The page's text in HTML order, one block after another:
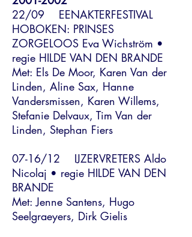
22/09 EENAKTERFESTIVAL
HOBOKEN: PRINSES
ZORGELOOS Eva Wichström •
regie HILDE VAN DEN BRANDE
Met: Els De Moor, Karen Van der
Linden, Aline Sax, Hanne
Vandersmissen, Karen Willems,
Stefanie Delvaux, Tim Van der
Linden, Stephan Fiers
07-16/12 IJZERVRETERS Aldo
Nicolaj • regie HILDE VAN DEN
BRANDE
Met: Jenne Santens, Hugo
Seelgraeyers, Dirk Gielis